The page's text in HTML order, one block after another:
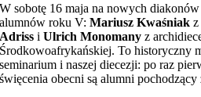
W sobotę 16 maja na nowych
alumnów roku V:Mariusz Kwaśniak z
Adriss iUlrich Monomany z
Środkowoafrykańskiej. To historyczny
seminarium i naszej diecezji: po raz
święcenia obecni są alumni